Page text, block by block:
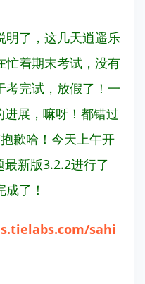
明了，这几天逍遥乐
忙着期末考试，没有
考完试，放假了！一
进展，嘛呀！都错过
歉哈！今天上午开
最新版3.2.2进行了
了！
sahi